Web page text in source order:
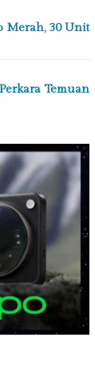
Merah, 30 Unit
Temuan